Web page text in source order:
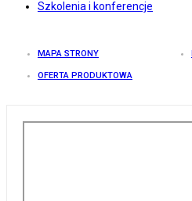
Szkolenia i konferencje
MAPA STRONY
OFERTA PRODUKTOWA